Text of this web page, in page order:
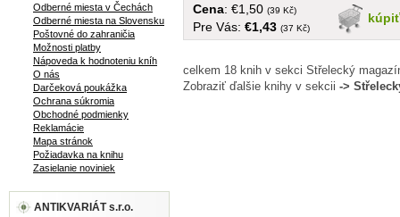
kúpiť
Cena: €1,50 (39 Kč)
Pre Vás: €1,43 (37 Kč)
celkem 18 knih v sekci Střelecký
Zobraziť ďalšie knihy v sekcii ->
Odberné miesta v Čechách
Odberné miesta na Slovensku
Poštovné do zahraničia
Možnosti platby
Nápoveda k hodnoteniu kníh
O nás
Darčeková poukážka
Ochrana súkromia
Obchodné podmienky
Reklamácie
Mapa stránok
Požiadavka na knihu
Zasielanie noviniek
ANTIKVARIÁT s.r.o.